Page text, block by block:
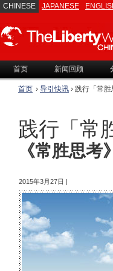
CHINESE JAPANESE
首页 新闻回顾
首页 › 导引快讯 › 践行「常
践行「常
《常胜思考
2015年3月27日 |